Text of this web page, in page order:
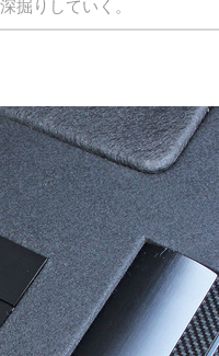
掘りしていく。